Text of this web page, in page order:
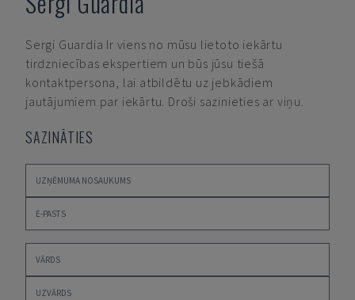
Sergi Guardia Ir viens no mūsu lietoto iekārtu
tirdzniecības ekspertiem un būs jūsu tiešā
kontaktpersona, lai atbildētu uz jebkādiem
jautājumiem par iekārtu. Droši sazinieties ar viņu.
SAZINĀTIES